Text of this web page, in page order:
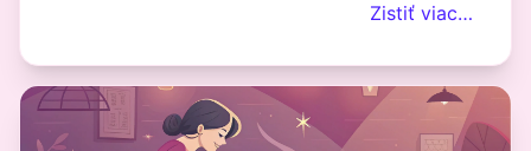
Zistiť viac…